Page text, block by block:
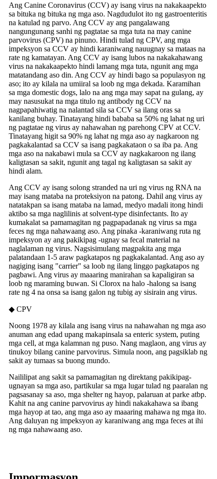
Ang Canine Coronavirus (CCV) ay isang virus na nakakaapekto
sa bituka ng bituka ng mga aso. Nagdudulot ito ng gastroenteritis
na katulad ng parvo. Ang CCV ay ang pangalawang
nangungunang sanhi ng pagtatae sa mga tuta na may canine
parvovirus (CPV) na pinuno. Hindi tulad ng CPV, ang mga
impeksyon sa CCV ay hindi karaniwang nauugnay sa mataas na
rate ng kamatayan. Ang CCV ay isang lubos na nakakahawang
virus na nakakaapekto hindi lamang mga tuta, ngunit ang mga
matatandang aso din. Ang CCV ay hindi bago sa populasyon ng
aso; ito ay kilala na umiiral sa loob ng mga dekada. Karamihan
sa mga domestic dogs, lalo na ang mga may sapat na gulang, ay
may nasusukat na mga titulo ng antibody ng CCV na
nagpapahiwatig na nalantad sila sa CCV sa ilang oras sa
kanilang buhay. Tinatayang hindi bababa sa 50% ng lahat ng uri
ng pagtatae ng virus ay nahawahan ng parehong CPV at CCV.
Tinatayang higit sa 90% ng lahat ng mga aso ay nagkaroon ng
pagkakalantad sa CCV sa isang pagkakataon o sa iba pa. Ang
mga aso na nakabawi mula sa CCV ay nagkakaroon ng ilang
kaligtasan sa sakit, ngunit ang tagal ng kaligtasan sa sakit ay
hindi alam.
Ang CCV ay isang solong stranded na uri ng virus ng RNA na
may isang mataba na proteksiyon na patong. Dahil ang virus ay
natatakpan sa isang mataba na lamad, medyo madali itong hindi
aktibo sa mga naglilinis at solvent-type disinfectants. Ito ay
kumakalat sa pamamagitan ng pagpapadanak ng virus sa mga
feces ng mga nahawaang aso. Ang pinaka -karaniwang ruta ng
impeksyon ay ang pakikipag -ugnay sa fecal material na
naglalaman ng virus. Nagsisimulang magpakita ang mga
palatandaan 1-5 araw pagkatapos ng pagkakalantad. Ang aso ay
nagiging isang "carrier" sa loob ng ilang linggo pagkatapos ng
pagbawi. Ang virus ay maaaring manirahan sa kapaligiran sa
loob ng maraming buwan. Si Clorox na halo -halong sa isang
rate ng 4 na onsa sa isang galon ng tubig ay sisirain ang virus.
◆ CPV
Noong 1978 ay kilala ang isang virus na nahawahan ng mga aso
anuman ang edad upang makapinsala sa enteric system, puting
mga cell, at mga kalamnan ng puso. Nang maglaon, ang virus ay
tinukoy bilang canine parvovirus. Simula noon, ang pagsiklab ng
sakit ay tumaas sa buong mundo.
Naililipat ang sakit sa pamamagitan ng direktang pakikipag-
ugnayan sa mga aso, partikular sa mga lugar tulad ng paaralan ng
pagsasanay sa aso, mga shelter ng hayop, palaruan at parke atbp.
Kahit na ang canine parvovirus ay hindi nakakahawa sa ibang
mga hayop at tao, ang mga aso ay maaaring mahawa ng mga ito.
Ang daluyan ng impeksyon ay karaniwang ang mga feces at ihi
ng mga nahawaang aso.